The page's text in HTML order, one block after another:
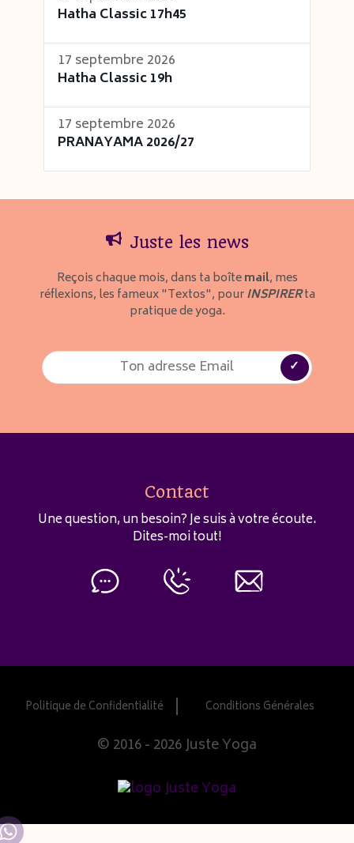
Hatha Classic 17h45
17 septembre 2026
Hatha Classic 19h
17 septembre 2026
PRANAYAMA 2026/27
Juste les news
Reçois chaque mois, dans ta boîtemail, mes
réflexions, les fameux "Textos", pourINSPIRERta
pratique de yoga.
Contact
Une question, un besoin? Je suis à votre écoute.
Dites-moi tout!
Politique de Confidentialité Conditions Générales
© 2016 - 2026 Juste Yoga